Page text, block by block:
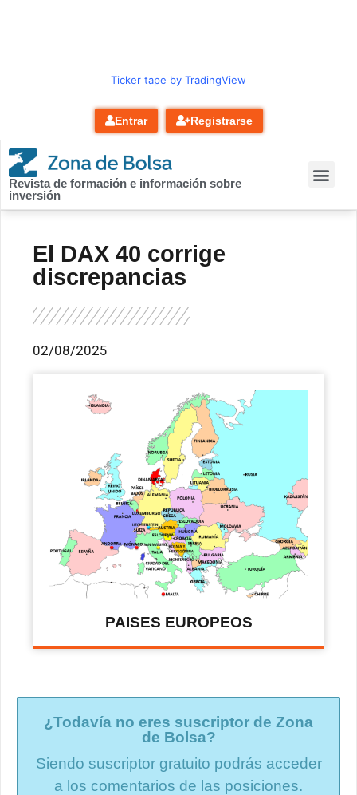
Ticker tape by TradingView
Entrar Registrarse
Revista de formación e información sobre
inversión
El DAX 40 corrige
discrepancias
02/08/2025
PAISES EUROPEOS
¿Todavía no eres suscriptor de Zona
de Bolsa?
Siendo suscriptor gratuito podrás acceder
a los comentarios de las posiciones.